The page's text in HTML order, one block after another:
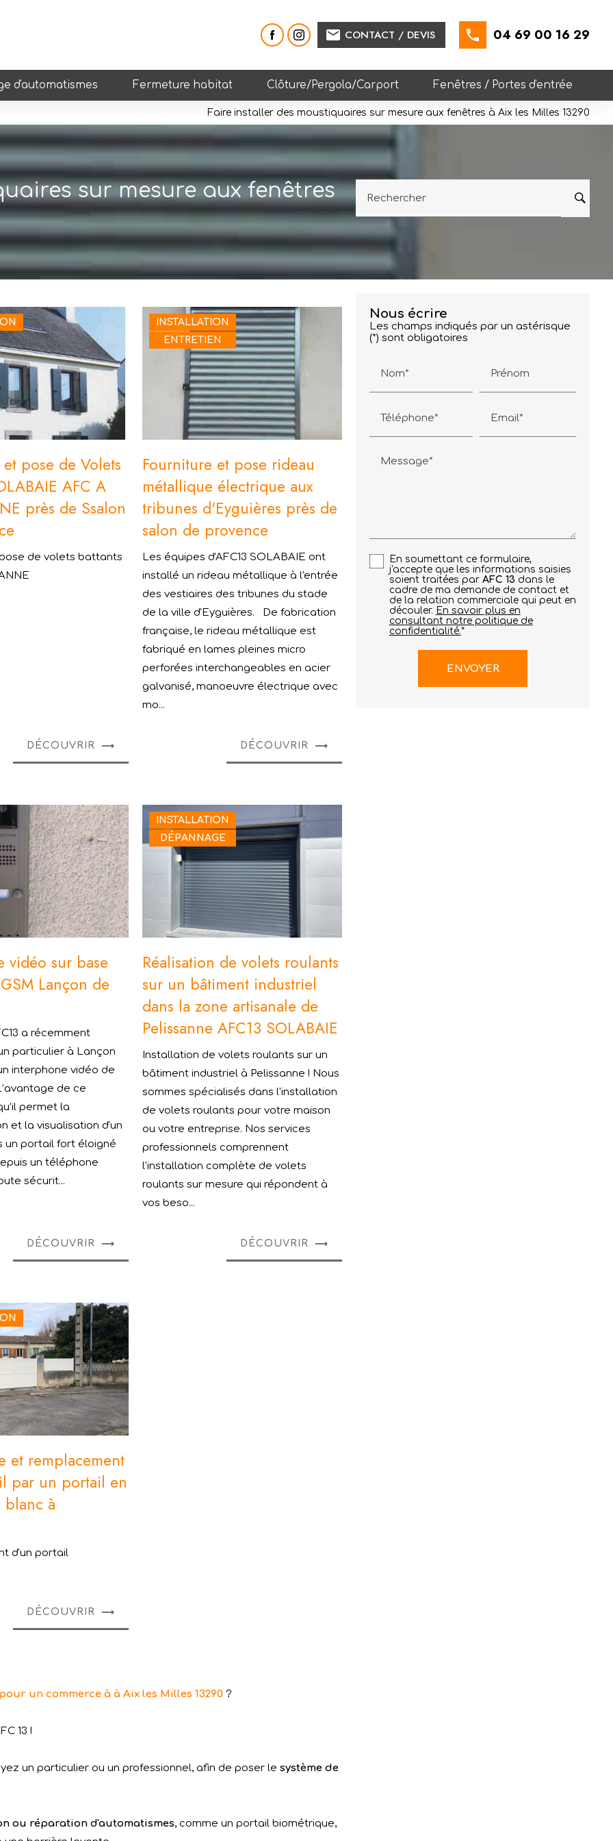
mail CONTACT / DEVIS 04 69 00 16 29
d'automatismes Fermeture habitat Clôture/Pergola/Carport Fenêtres / Portes d'entrée
Faire installer des moustiquaires sur mesure aux fenêtres à Aix les Milles 13290
sur mesure aux fenêtres
Rechercher
pose de Volets
AFC A
près de Ssalon
de volets battants
DÉCOUVRIR
INSTALLATION
ENTRETIEN
Fourniture et pose rideau
métallique électrique aux
tribunes d'Eyguières près de
salon de provence
Les équipes d'AFC13 SOLABAIE ont
installé un rideau métallique à l'entrée
des vestiaires des tribunes du stade
de la ville d'Eyguières. De fabrication
française, le rideau métallique est
fabriqué en lames pleines micro
perforées interchangeables en acier
galvanisé, manoeuvre électrique avec
mo...
DÉCOUVRIR
vidéo sur base
Lançon de
a récemment
particulier à Lançon
interphone vidéo de
de ce
permet la
et la visualisation d'un
un portail fort éloigné
un téléphone
sécurit...
DÉCOUVRIR
INSTALLATION
DÉPANNAGE
Réalisation de volets roulants
sur un bâtiment industriel
dans la zone artisanale de
Pelissanne AFC13 SOLABAIE
Installation de volets roulants sur un
bâtiment industriel à Pelissanne ! Nous
sommes spécialisés dans l'installation
de volets roulants pour votre maison
ou votre entreprise. Nos services
professionnels comprennent
l'installation complète de volets
roulants sur mesure qui répondent à
vos beso...
DÉCOUVRIR
et remplacement
par un portail en
à
d'un portail
DÉCOUVRIR
un commerce à à Aix les Milles 13290?
13 !
un particulier ou un professionnel, afin de poser le système de
ou réparation d'automatismes, comme un portail biométrique,
Nous écrire
Les champs indiqués par un astérisque
(*) sont obligatoires
Nom* Prénom
Téléphone* Email*
Message*
En soumettant ce formulaire,
j'accepte que les informations saisies
soient traitées par AFC 13 dans le
cadre de ma demande de contact et
de la relation commerciale qui peut en
découler. En savoir plus en
consultant notre politique de
confidentialité.*